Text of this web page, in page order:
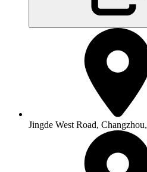
Jingde West Road,